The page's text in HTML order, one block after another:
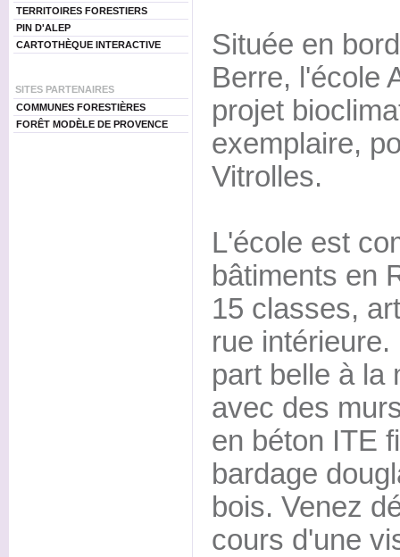
TERRITOIRES FORESTIERS
PIN D'ALEP
CARTOTHÈQUE INTERACTIVE
SITES PARTENAIRES
COMMUNES FORESTIÈRES
FORÊT MODÈLE DE PROVENCE
Située en
Berre, l'école
projet
exemplaire,
Vitrolles.
L'école est
bâtiments en
15 classes,
rue
part belle à la
avec des
en béton ITE
bardage
bois. Venez
cours d'une